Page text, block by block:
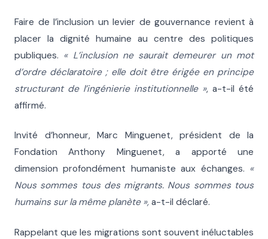
Faire de l’inclusion un levier de gouvernance revient à
placer la dignité humaine au centre des politiques
publiques. « L’inclusion ne saurait demeurer un mot
d’ordre déclaratoire ; elle doit être érigée en principe
structurant de l’ingénierie institutionnelle », a-t-il été
affirmé.
Invité d’honneur, Marc Minguenet, président de la
Fondation Anthony Minguenet, a apporté une
dimension profondément humaniste aux échanges. «
Nous sommes tous des migrants. Nous sommes tous
humains sur la même planète », a-t-il déclaré.
Rappelant que les migrations sont souvent inéluctables